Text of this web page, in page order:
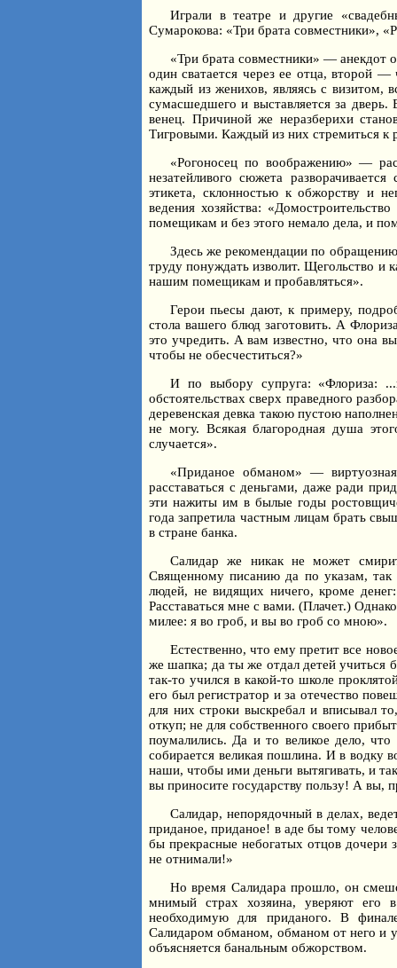
Играли в театре и другие
Сумарокова: «Три брата совместники»,
«Три брата совместники» — анекдот
один сватается через ее отца, второй
каждый из женихов, являясь с визитом,
сумасшедшего и выставляется за
венец. Причиной же неразберихи
Тигровыми. Каждый из них стремиться к
«Рогоносец по воображению» —
незатейливого сюжета
этикета, склонностью к обжорству и
ведения хозяйства:
помещикам и без этого немало дела, и
Здесь же рекомендации по
труду понуждать изволит. Щегольство и
нашим помещикам и пробавляться».
Герои пьесы дают, к примеру,
стола вашего блюд заготовить. А
это учредить. А вам известно, что она
чтобы не обесчеститься?»
И по выбору супруга: «Флориза:
обстоятельствах сверх праведного
деревенская девка такою пустою
не могу. Всякая благородная душа
случается».
«Приданое обманом» —
расставаться с деньгами, даже ради
эти нажиты им в былые годы
года запретила частным лицам брать
в стране банка.
Салидар же никак не может
Священному писанию да по указам,
людей, не видящих ничего, кроме
Расставаться мне с вами. (Плачет.)
милее: я во гроб, и вы во гроб со мною».
Естественно, что ему претит все
же шапка; да ты же отдал детей учиться
так-то учился в какой-то школе
его был регистратор и за отечество
для них строки выскребал и вписывал
откуп; не для собственного своего
поумалились. Да и то великое дело,
собирается великая пошлина. И в водку
наши, чтобы ими деньги вытягивать, и
вы приносите государству пользу! А вы,
Салидар, непорядочный в делах,
приданое, приданое! в аде бы тому
бы прекрасные небогатых отцов дочери
не отнимали!»
Но время Салидара прошло, он
мнимый страх хозяина, уверяют его
необходимую для приданого. В
Салидаром обманом, обманом от него и
объясняется банальным обжорством.